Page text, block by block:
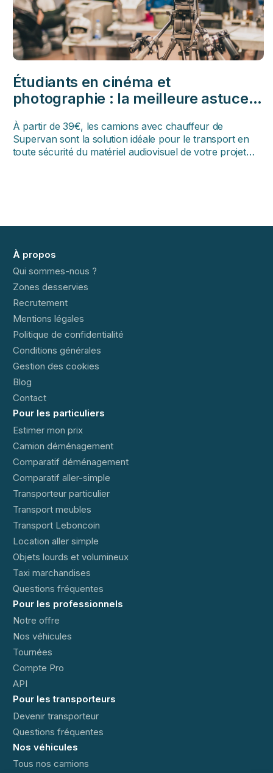
Étudiants en cinéma et
photographie : la meilleure astuce
de matériel volumineux‍
À partir de 39€, les camions avec chauffeur de
Supervan sont la solution idéale pour le transport en
toute sécurité du matériel audiovisuel de votre projet
À propos
Qui sommes-nous ?
Zones desservies
Recrutement
Mentions légales
Politique de confidentialité
Conditions générales
Gestion des cookies
Blog
Contact
Pour les particuliers
Estimer mon prix
Camion déménagement
Comparatif déménagement
Comparatif aller-simple
Transporteur particulier
Transport meubles
Transport Leboncoin
Location aller simple
Objets lourds et volumineux
Taxi marchandises
Questions fréquentes
Pour les professionnels
Notre offre
Nos véhicules
Tournées
Compte Pro
API
Pour les transporteurs
Devenir transporteur
Questions fréquentes
Nos véhicules
Tous nos camions